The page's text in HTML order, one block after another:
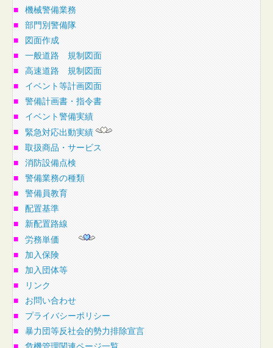
■
機械警備業務
■
部門別警備隊
■
図面作成
■
一般道路 規制図面
■
高速道路 規制図面
■
イベント等計画図面
■
警備計画書・指令書
■
イベント警備実績
■
緊急対応出動実績
■
取扱商品・サービス
■
消防設備点検
■
警備業務の種類
■
警備員教育
■
配置基準
■
新配置路線
■
労務単価
■
加入保険
■
加入団体等
■
リンク
■
お問い合わせ
■
プライバシーポリシー
■
暴力団等反社会的勢力排除宣言